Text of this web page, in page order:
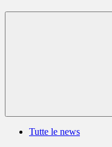
Tutte le news